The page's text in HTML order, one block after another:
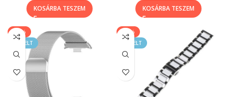
KOSÁRBA TESZEM KOSÁRBA TESZEM
-17%
KIEMELT
-30%
KIEMELT